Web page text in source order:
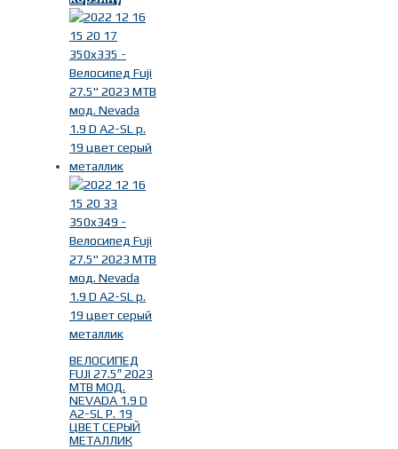
ВЕЛОСИПЕД
FUJI 27.5″ 2023
MTB МОД.
NEVADA 1.9 D
A2-SL Р. 19
ЦВЕТ СЕРЫЙ
МЕТАЛЛИК